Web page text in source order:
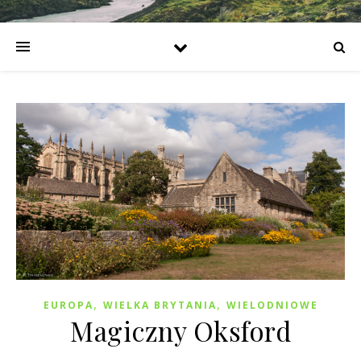
EUROPA, WIELKA BRYTANIA, WIELODNIOWE
Magiczny Oksford